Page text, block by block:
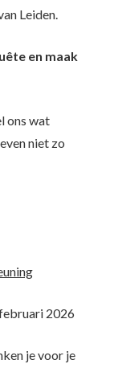
Leiden.
en maak
ons wat
niet zo
2026
je voor je